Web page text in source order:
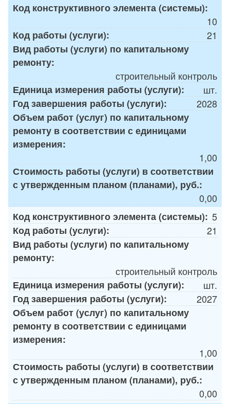
Код конструктивного элемента (системы):
10
Код работы (услуги):
21
Вид работы (услуги) по капитальному
ремонту:
строительный контроль
Единица измерения работы (услуги):
шт.
Год завершения работы (услуги):
2028
Объем работ (услуг) по капитальному
ремонту в соответствии с единицами
измерения:
1,00
Стоимость работы (услуги) в соответствии
с утвержденным планом (планами), руб.:
0,00
Код конструктивного элемента (системы): 5
Код работы (услуги):
21
Вид работы (услуги) по капитальному
ремонту:
строительный контроль
Единица измерения работы (услуги):
шт.
Год завершения работы (услуги):
2027
Объем работ (услуг) по капитальному
ремонту в соответствии с единицами
измерения:
1,00
Стоимость работы (услуги) в соответствии
с утвержденным планом (планами), руб.:
0,00